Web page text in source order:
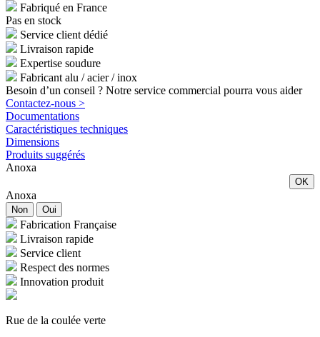
Fabriqué en France
Pas en stock
Service client dédié
Livraison rapide
Expertise soudure
Fabricant alu / acier / inox
Besoin d’un conseil ? Notre service commercial pourra vous aider
Contactez-nous >
Documentations
Caractéristiques techniques
Dimensions
Produits suggérés
Anoxa
OK
Anoxa
Non Oui
Fabrication Française
Livraison rapide
Service client
Respect des normes
Innovation produit
Rue de la coulée verte